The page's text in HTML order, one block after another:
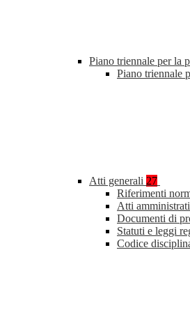
Piano triennale per la
Piano triennale
Atti generali 27
Riferimenti
Atti
Documenti di
Statuti e leggi
Codice